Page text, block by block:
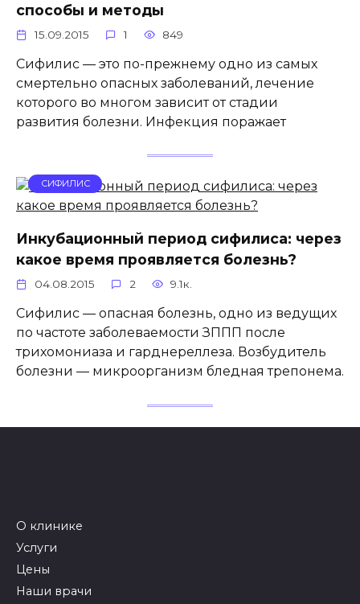
способы и методы
15.09.2015 1 849
Сифилис — это по-прежнему одно из самых
смертельно опасных заболеваний, лечение
которого во многом зависит от стадии
развития болезни. Инфекция поражает
СИФИЛИС
Инкубационный период сифилиса: через
какое время проявляется болезнь?
04.08.2015 2 9.1к.
Сифилис — опасная болезнь, одно из ведущих
по частоте заболеваемости ЗППП после
трихомониаза и гарднереллеза. Возбудитель
болезни — микроорганизм бледная трепонема.
О клинике
Услуги
Цены
Наши врачи